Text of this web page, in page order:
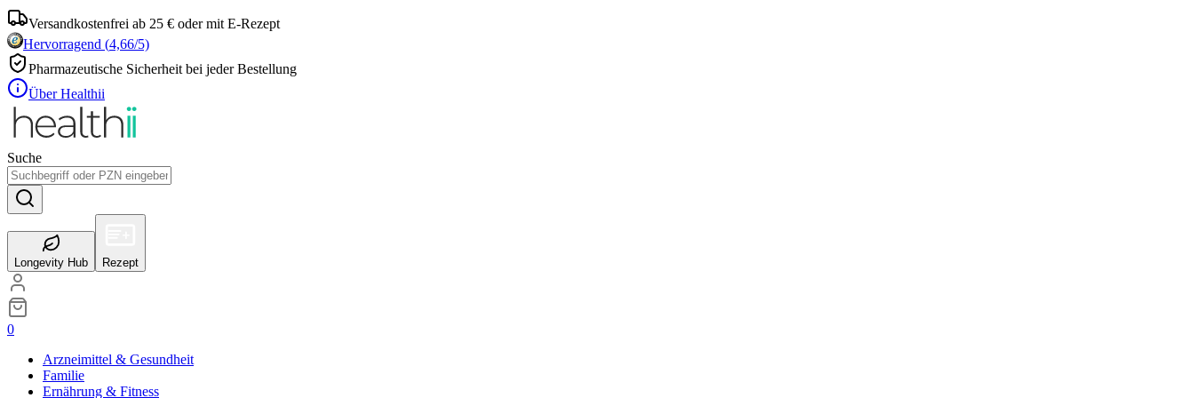
Versandkostenfrei ab 25 € oder mit E-Rezept
Hervorragend (4,66/5)
Pharmazeutische Sicherheit bei jeder Bestellung
Über Healthii
Suche
Longevity Hub Rezept
0
Arzneimittel & Gesundheit
Familie
Ernährung & Fitness